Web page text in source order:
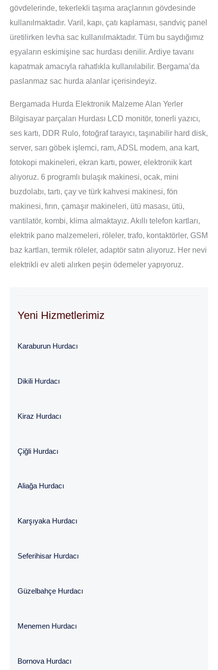
gövdelerinde, tekerlekli taşıma araçlarının gövdesinde
kullanılmaktadır. Varil, kapı, çatı kaplaması, sandviç panel
üretilirken levha sac kullanılmaktadır. Tüm bu saydığımız
eşyaların eskimişine sac hurdası denilir. Ardiye tavanı
kapatmak amacıyla rahatlıkla kullanılabilir. Bergama’da
paslanmaz sac hurda alanlar içerisindeyiz.
Bergamada Hurda Elektronik Malzeme Alan Yerler
Bilgisayar parçaları Hurdası LCD monitör, tonerli yazıcı,
ses kartı, DDR Rulo, fotoğraf tarayıcı, taşınabilir hard disk,
server, sarı göbek işlemci, ram, ADSL modem, ana kart,
fotokopi makineleri, ekran kartı, power, elektronik kart
alıyoruz. 6 programlı bulaşık makinesi, ocak, mini
buzdolabı, tartı, çay ve türk kahvesi makinesi, fön
makinesi, fırın, çamaşır makineleri, ütü masası, ütü,
vantilatör, kombi, klima almaktayız. Akıllı telefon kartları,
elektrik pano malzemeleri, röleler, trafo, kontaktörler, GSM
baz kartları, termik röleler, adaptör satın alıyoruz. Her nevi
elektrikli ev aleti alırken peşin ödemeler yapıyoruz.
Yeni Hizmetlerimiz
Karaburun Hurdacı
Dikili Hurdacı
Kiraz Hurdacı
Çiğli Hurdacı
Aliağa Hurdacı
Karşıyaka Hurdacı
Seferihisar Hurdacı
Güzelbahçe Hurdacı
Menemen Hurdacı
Bornova Hurdacı